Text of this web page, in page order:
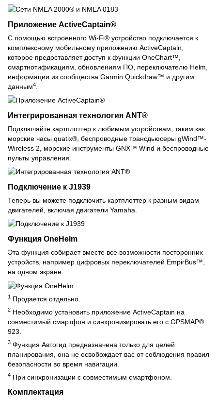
Приложение ActiveCaptain®
С помощью встроенного Wi-Fi® устройство подключается к
комплексному мобильному приложению ActiveCaptain,
которое предоставляет доступ к функции OneChart™,
смартнотификациям, обновлениям ПО, переключателю Helm,
информации из сообщества Garmin Quickdraw™ и другим
данным4
Интегрированная технология ANT®
Подключайте картплоттер к любимым устройствам, таким как
морские часы quatix®, беспроводные трансдьюсеры gWind™-
Wireless 2, морские инструменты GNX™ Wind и беспроводные
пульты управления.
Подключение к J1939
Теперь вы можете подключить картплоттер к разным видам
двигателей, включая двигатели Yamaha.
Функция OneHelm
Эта функция собирает вместе все возможности посторонних
устройств, например цифровых переключателей EmpirBus™,
на одном экране.
1 Продается отдельно.
2 Необходимо установить приложение ActiveCaptain на
совместимый смартфон и синхронизировать его с GPSMAP®
923.
3 Функция Автогид предназначена только для целей
планирования, она не освобождает вас от соблюдения правил
безопасности во время навигации.
4 При синхронизации с совместимым смартфоном.
Комплектация